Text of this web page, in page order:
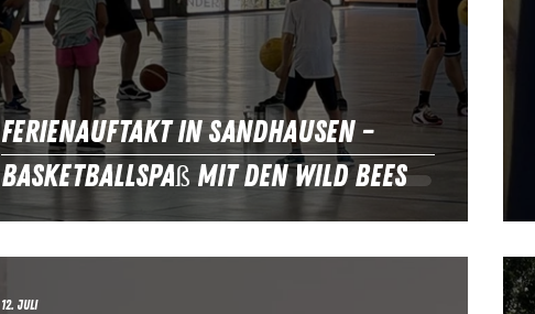
Ferienauftakt in Sandhausen –
Basketballspaß mit den Wild Bees
12. Juli